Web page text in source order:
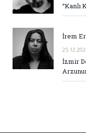
“Kanlı
İrem
İzmir